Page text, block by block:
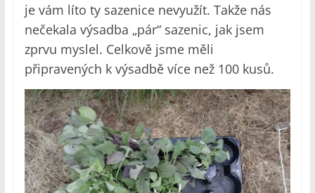
je vám líto ty sazenice nevyužít. Takže nás
nečekala výsadba „pár“ sazenic, jak jsem
zprvu myslel. Celkově jsme měli
připravených k výsadbě více než 100 kusů.